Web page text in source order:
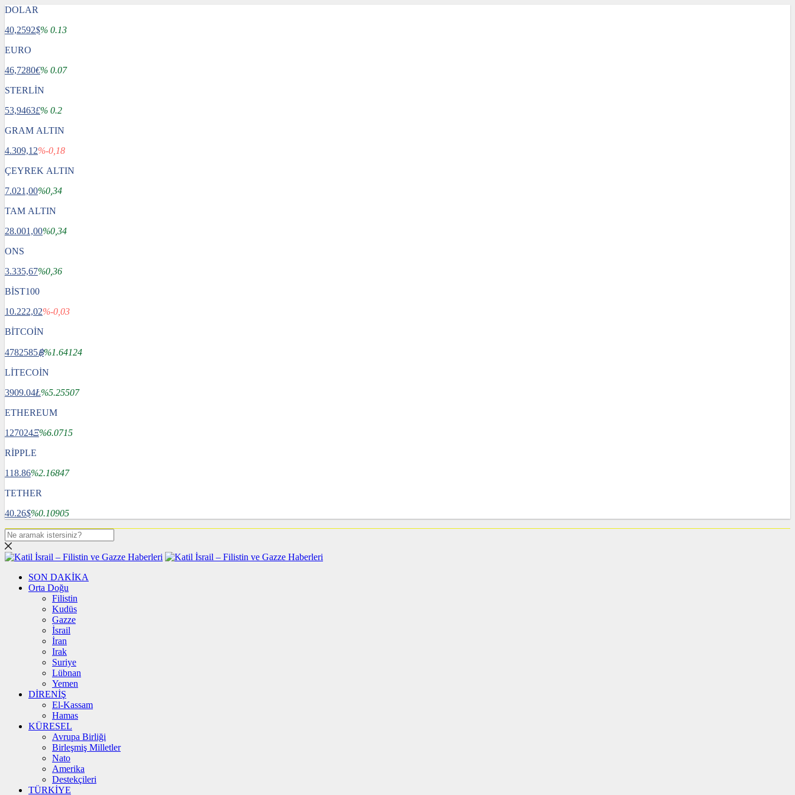
DOLAR
40,2592$% 0.13
EURO
46,7280€% 0.07
STERLİN
53,9463£% 0.2
GRAM ALTIN
4.309,12%-0,18
ÇEYREK ALTIN
7.021,00%0,34
TAM ALTIN
28.001,00%0,34
ONS
3.335,67%0,36
BİST100
10.222,02%-0,03
BİTCOİN
4782585฿%1.64124
LİTECOİN
3909.04Ł%5.25507
ETHEREUM
127024Ξ%6.0715
RİPPLE
118.86%2.16847
TETHER
40.26$%0.10905
SON DAKİKA
Orta Doğu
Filistin
Kudüs
Gazze
İsrail
İran
Irak
Suriye
Lübnan
Yemen
DİRENİŞ
El-Kassam
Hamas
KÜRESEL
Avrupa Birliği
Birleşmiş Milletler
Nato
Amerika
Destekçileri
TÜRKİYE